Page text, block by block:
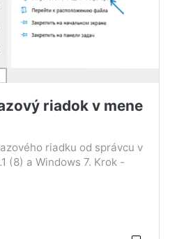
riadok v mene
riadku od správcu v
(8) a Windows 7. Krok -